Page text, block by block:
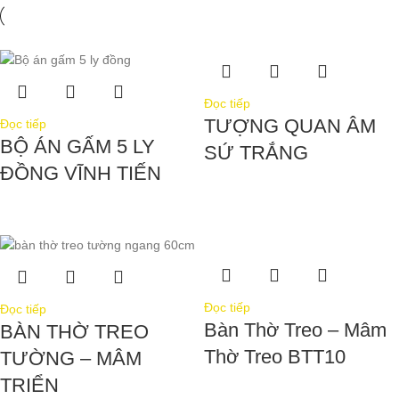
Đọc tiếp
BỘ ÁN GẤM 5 LY
ĐỒNG VĨNH TIẾN
Đọc tiếp
TƯỢNG QUAN ÂM
SỨ TRẮNG
Đọc tiếp
BÀN THỜ TREO
TƯỜNG – MÂM
TRIỂN
Đọc tiếp
Bàn Thờ Treo – Mâm
Thờ Treo BTT10